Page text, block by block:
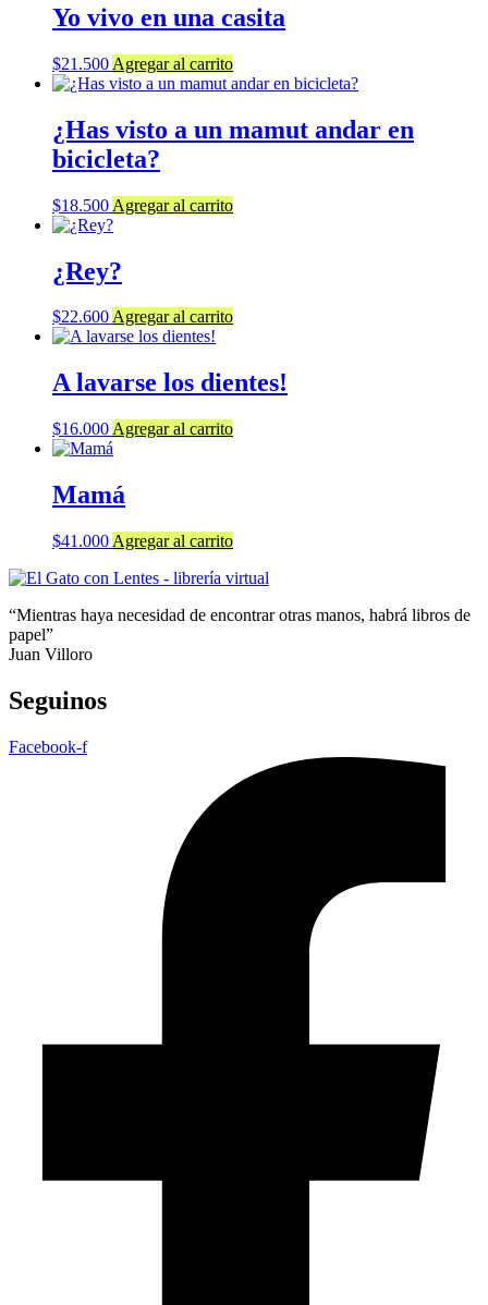
Yo vivo en una casita
$21.500 Agregar al carrito
¿Has visto a un mamut andar en
bicicleta?
$18.500 Agregar al carrito
¿Rey?
$22.600Agregar al carrito
A lavarse los dientes!
$16.000 Agregar al carrito
Mamá
$41.000 Agregar al carrito
“Mientras haya necesidad de encontrar otras manos, habrá libros de
papel”
Juan Villoro
Seguinos
Facebook-f